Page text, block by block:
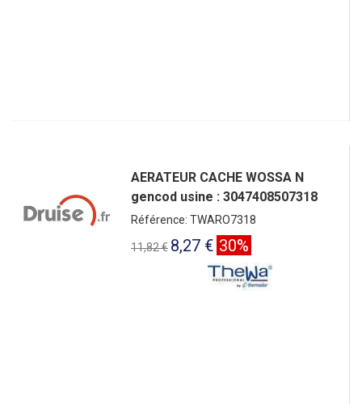
AERATEUR CACHE WOSSA N
gencod usine : 3047408507318
Référence: TWARO7318
11,82 € 8,27 € 30%